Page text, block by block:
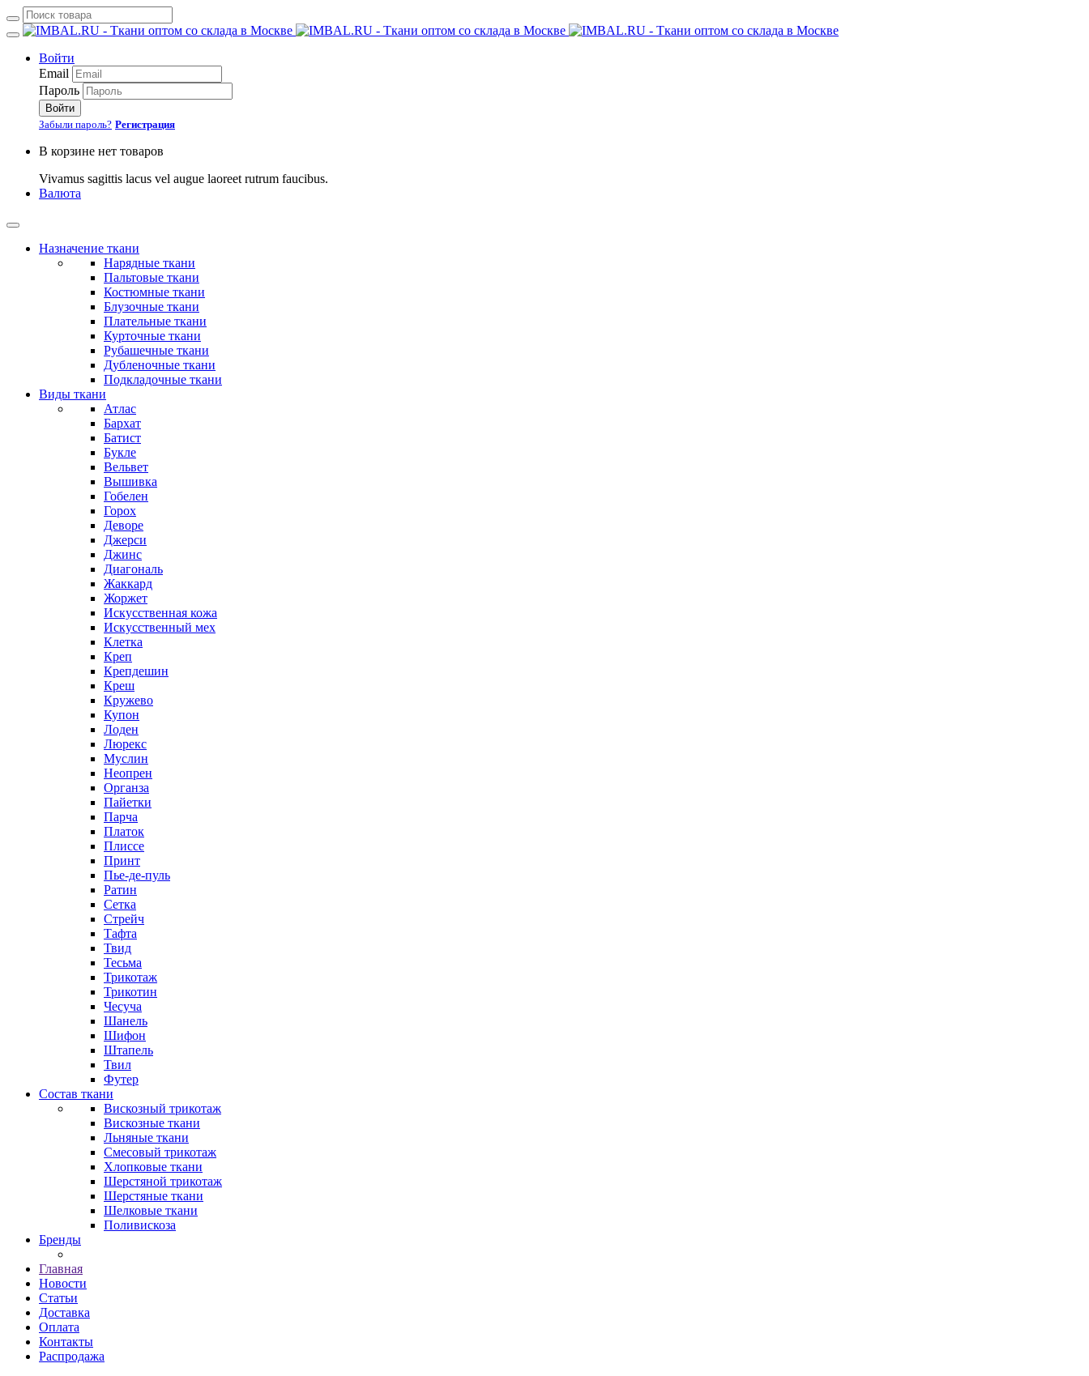
Войти
Email
Пароль
Войти
Забыли пароль? Регистрация
В корзине нет товаров
Vivamus sagittis lacus vel augue laoreet rutrum faucibus.
Валюта
Назначение ткани
Нарядные ткани
Пальтовые ткани
Костюмные ткани
Блузочные ткани
Плательные ткани
Курточные ткани
Рубашечные ткани
Дубленочные ткани
Подкладочные ткани
Виды ткани
Атлас
Бархат
Батист
Букле
Вельвет
Вышивка
Гобелен
Горох
Деворе
Джерси
Джинс
Диагональ
Жаккард
Жоржет
Искусственная кожа
Искусственный мех
Клетка
Креп
Крепдешин
Креш
Кружево
Купон
Лоден
Люрекс
Муслин
Неопрен
Органза
Пайетки
Парча
Платок
Плиссе
Принт
Пье-де-пуль
Ратин
Сетка
Стрейч
Тафта
Твид
Тесьма
Трикотаж
Трикотин
Чесуча
Шанель
Шифон
Штапель
Твил
Футер
Состав ткани
Вискозный трикотаж
Вискозные ткани
Льняные ткани
Смесовый трикотаж
Хлопковые ткани
Шерстяной трикотаж
Шерстяные ткани
Шелковые ткани
Поливискоза
Бренды
Главная
Новости
Статьи
Доставка
Оплата
Контакты
Распродажа